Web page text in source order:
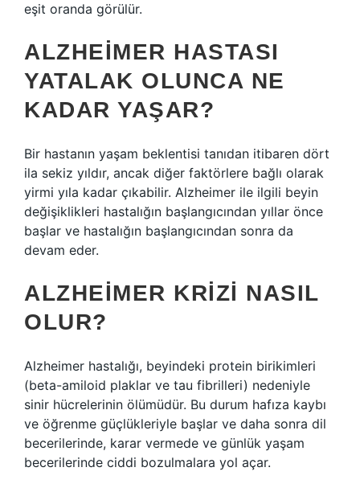
eşit oranda görülür.
ALZHEIMER HASTASI
YATALAK OLUNCA NE
KADAR YAŞAR?
Bir hastanın yaşam beklentisi tanıdan itibaren dört
ila sekiz yıldır, ancak diğer faktörlere bağlı olarak
yirmi yıla kadar çıkabilir. Alzheimer ile ilgili beyin
değişiklikleri hastalığın başlangıcından yıllar önce
başlar ve hastalığın başlangıcından sonra da
devam eder.
ALZHEIMER KRIZI NASIL
OLUR?
Alzheimer hastalığı, beyindeki protein birikimleri
(beta-amiloid plaklar ve tau fibrilleri) nedeniyle
sinir hücrelerinin ölümüdür. Bu durum hafıza kaybı
ve öğrenme güçlükleriyle başlar ve daha sonra dil
becerilerinde, karar vermede ve günlük yaşam
becerilerinde ciddi bozulmalara yol açar.